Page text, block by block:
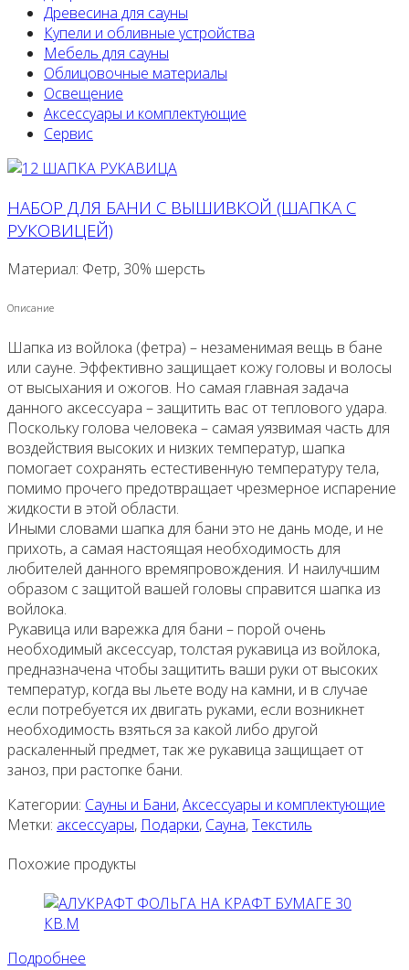
Древесина для сауны
Купели и обливные устройства
Мебель для сауны
Облицовочные материалы
Освещение
Аксессуары и комплектующие
Сервис
НАБОР ДЛЯ БАНИ С ВЫШИВКОЙ (ШАПКА С
РУКОВИЦЕЙ)
Материал: Фетр, 30% шерсть
Описание
Шапка из войлока (фетра) – незаменимая вещь в бане
или сауне. Эффективно защищает кожу головы и волосы
от высыхания и ожогов. Но самая главная задача
данного аксессуара – защитить вас от теплового удара.
Поскольку голова человека – самая уязвимая часть для
воздействия высоких и низких температур, шапка
помогает сохранять естестивенную температуру тела,
помимо прочего предотвращает чрезмерное испарение
жидкости в этой области.
Иными словами шапка для бани это не дань моде, и не
прихоть, а самая настоящая необходимость для
любителей данного времяпровождения. И наилучшим
образом с защитой вашей головы справится шапка из
войлока.
Рукавица или варежка для бани – порой очень
необходимый аксессуар, толстая рукавица из войлока,
предназначена чтобы защитить ваши руки от высоких
температур, когда вы льете воду на камни, и в случае
если потребуется их двигать руками, если возникнет
необходимость взяться за какой либо другой
раскаленный предмет, так же рукавица защищает от
заноз, при растопке бани.
Категории: Сауны и Бани,Аксессуары и комплектующие
Метки: аксессуары, Подарки, Сауна,Текстиль
Похожие продукты
Подробнее